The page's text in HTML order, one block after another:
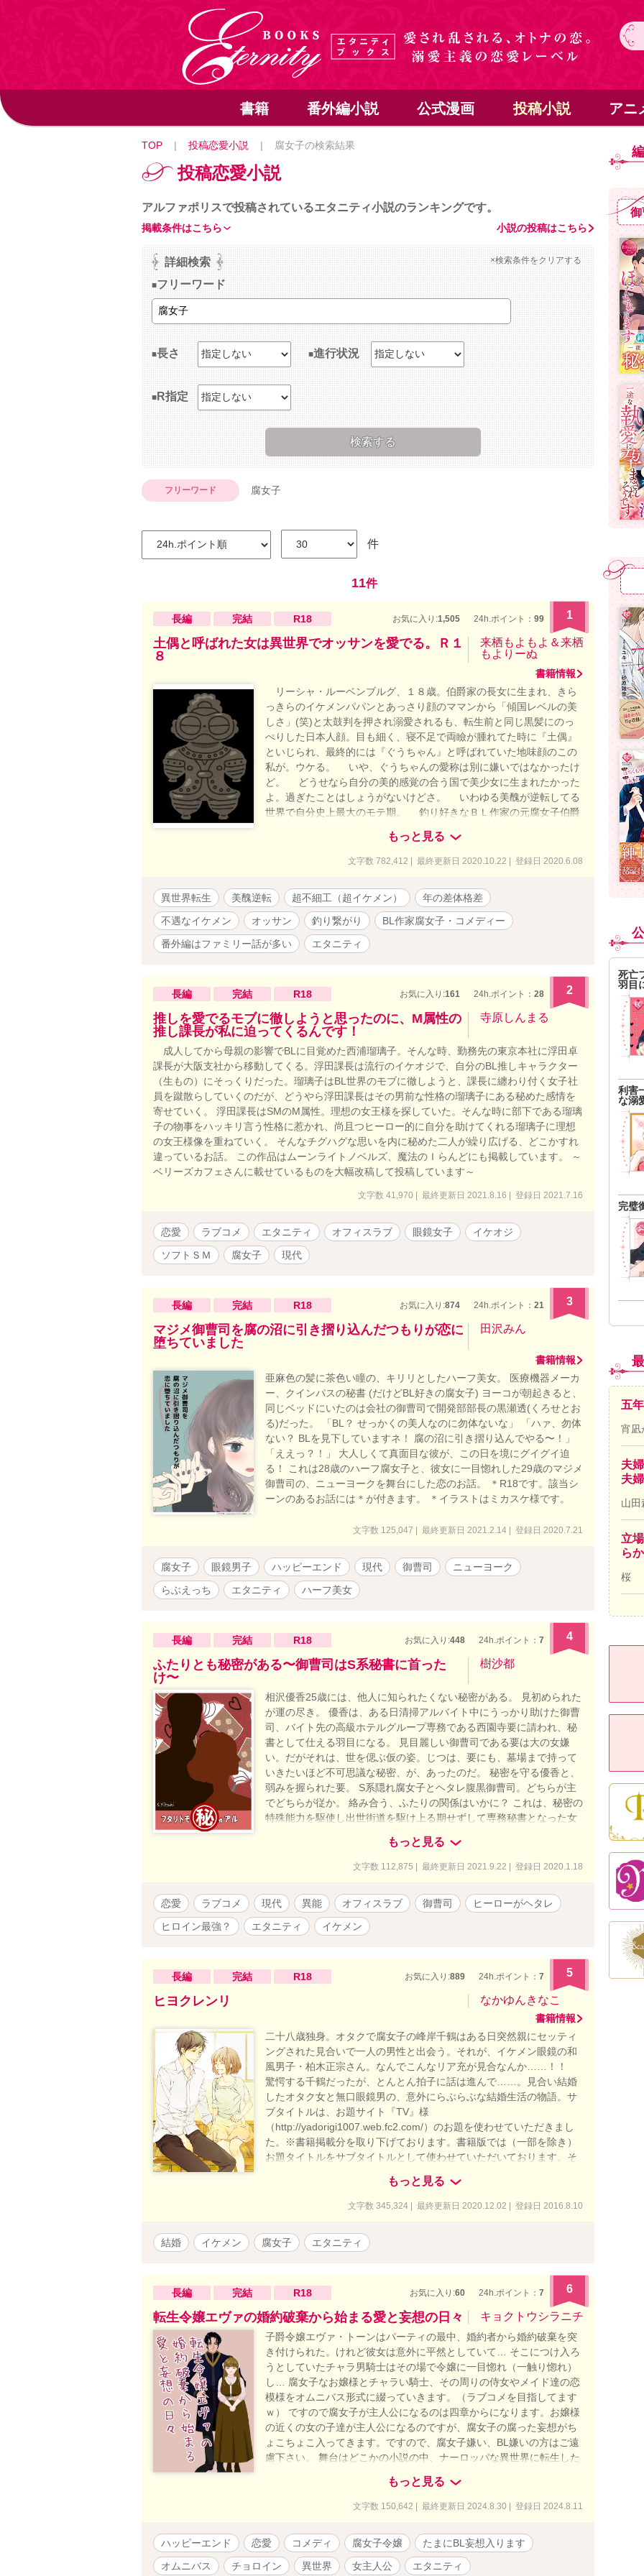
書籍 番外編小説 公式漫画 投稿小説 アニ
TOP | 投稿恋愛小説 | 腐女子の検索結果
投稿恋愛小説
アルファポリスで投稿されているエタニティ小説のランキングです。
小説の投稿はこちら
掲載条件はこちら
詳細検索 ×検索条件をクリアする
フリーワード
長さ 進行状況
R指定
フリーワード 腐女子
件
11件
長編 完結 R18 お気に入り:1,505 24h.ポイント： 99 1
土偶と呼ばれた女は異世界でオッサンを愛でる。Ｒ１
８
来栖もよもよ＆来栖
もよりーぬ
書籍情報
リーシャ・ルーベンブルグ、１８歳。伯爵家の長女に生まれ、きら
っきらのイケメンパパンとあっさり顔のママンから「傾国レベルの美
しさ」(笑)と太鼓判を押され溺愛されるも、転生前と同じ黒髪にのっ
ぺりした日本人顔。目も細く、寝不足で両瞼が腫れてた時に『土偶』
といじられ、最終的には『ぐうちゃん』と呼ばれていた地味顔のこの
私が。ウケる。 いや、ぐうちゃんの愛称は別に嫌いではなかったけ
ど。 どうせなら自分の美的感覚の合う国で美少女に生まれたかった
よ。過ぎたことはしょうがないけどさ。 いわゆる美醜が逆転してる
世界で自分史上最大のモテ期。 釣り好きなＢＬ作家の元腐女子伯爵
令嬢と、３２歳の不憫系な騎士団隊長との恋物語。 【本編完結】追加
予定のなかったＲ18部分と新婚生活含めた番外編を連載中です。（33
話でいったん完結してるので、34話でググっと話が巻き戻っておりま
い方は１話から読まれた方がキャラが分かりやすいかと思います。宜
しければm(_ _)m ムーンライトとエブリスタにも掲載しております。
もっと見る
文字数 782,412 | 最終更新日 2020.10.22 | 登録日 2020.6.08
異世界転生 美醜逆転 超不細工（超イケメン）
年の差体格差
不遇なイケメン
オッサン 釣り繋がり
BL作家腐女子・コメディー
番外編はファミリー話が多い
エタニティ
長編 完結 R18 お気に入り:161 24h.ポイント： 28 2
推しを愛でるモブに徹しようと思ったのに、M属性の
推し課長が私に迫ってくるんです！
寺原しんまる
成人してから母親の影響でBLに目覚めた西浦瑠璃子。そんな時、勤務先の東京本社に浮田卓
課長が大阪支社から移動してくる。浮田課長は流行のイケオジで、自分のBL推しキャラクター
（生もの）にそっくりだった。瑠璃子はBL世界のモブに徹しようと、課長に纏わり付く女子社
員を蹴散らしていくのだが、どうやら浮田課長はその男前な性格の瑠璃子にある秘めた感情を
寄せていく。 浮田課長はSMのM属性。理想の女王様を探していた。そんな時に部下である瑠璃
子の物事をハッキリ言う性格に惹かれ、尚且つヒーロー的に自分を助けてくれる瑠璃子に理想
の女王様像を重ねていく。 そんなチグハグな思いを内に秘めた二人が繰り広げる、どこかすれ
違っているお話。 この作品はムーンライトノベルズ、魔法のＩらんどにも掲載しています。 ～
ベリーズカフェさんに載せているものを大幅改稿して投稿しています～
文字数 41,970 | 最終更新日 2021.8.16 | 登録日 2021.7.16
恋愛 ラブコメ エタニティ オフィスラブ 眼鏡女子
イケオジ
ソフトＳＭ
腐女子 現代
長編 完結 R18 お気に入り:874 24h.ポイント： 21 3
マジメ御曹司を腐の沼に引き摺り込んだつもりが恋に
堕ちていました
田沢みん
書籍情報
亜麻色の髪に茶色い瞳の、キリリとしたハーフ美女。 医療機器メーカ
ー、クインパスの秘書 (だけどBL好きの腐女子) ヨーコが朝起きると、
同じベッドにいたのは会社の御曹司で開発部部長の黒瀬透(くろせとお
る)だった。 「BL？ せっかくの美人なのに勿体ないな」 「ハァ、勿体
ない？ BLを見下していますネ！ 腐の沼に引き摺り込んでやる〜！」
「ええっ？！」 大人しくて真面目な彼が、この日を境にグイグイ迫
る！ これは28歳のハーフ腐女子と、彼女に一目惚れした29歳のマジメ
御曹司の、ニューヨークを舞台にした恋のお話。 ＊R18です。該当シ
ーンのあるお話には＊が付きます。 ＊イラストはミカスケ様です。
文字数 125,047 | 最終更新日 2021.2.14 | 登録日 2020.7.21
腐女子 眼鏡男子 ハッピーエンド 現代 御曹司
ニューヨーク
らぶえっち
エタニティ ハーフ美女
長編 完結 R18 お気に入り:448 24h.ポイント： 7 4
ふたりとも秘密がある〜御曹司はS系秘書に首った
け〜
樹沙都
相沢優香25歳には、他人に知られたくない秘密がある。 見初められた
が運の尽き。 優香は、ある日清掃アルバイト中にうっかり助けた御曹
司、バイト先の高級ホテルグループ専務である西園寺要に請われ、秘
書として仕える羽目になる。 見目麗しい御曹司である要は大の女嫌
い。だがそれは、世を偲ぶ仮の姿。じつは、要にも、墓場まで持って
いきたいほど不可思議な秘密、が、あったのだ。 秘密を守る優香と、
弱みを握られた要。 S系隠れ腐女子とヘタレ腹黒御曹司。どちらが主
でどちらが従か。 絡み合う、ふたりの関係はいかに？ これは、秘密の
特殊能力を駆使し出世街道を駆け上る期せずして専務秘書となった女
＊R18は予告なしで入ります。もっと見る
文字数 112,875 | 最終更新日 2021.9.22 | 登録日 2020.1.18
恋愛 ラブコメ 現代 異能 オフィスラブ 御曹司
ヒーローがヘタレ
ヒロイン最強？
エタニティ イケメン
長編 完結 R18 お気に入り:889 24h.ポイント： 7 5
ヒヨクレンリ なかゆんきなこ
書籍情報
二十八歳独身。オタクで腐女子の峰岸千鶴はある日突然親にセッティ
ングされた見合いで一人の男性と出会う。それが、イケメン眼鏡の和
風男子・柏木正宗さん。なんでこんなリア充が見合なんか……！！
驚愕する千鶴だったが、とんとん拍子に話は進んで……。見合い結婚
したオタク女と無口眼鏡男の、意外にらぶらぶな結婚生活の物語。サ
ブタイトルは、お題サイト『TV』様
（http://yadorigi1007.web.fc2.com/）のお題を使わせていただきまし
た。※書籍掲載分を取り下げております。書籍版では（一部を除き）
お題タイトルをサブタイトルとして使わせていただいております。そ
もっと見る
文字数 345,324 | 最終更新日 2020.12.02 | 登録日 2016.8.10
結婚 イケメン 腐女子 エタニティ
長編 完結 R18 お気に入り:60 24h.ポイント： 7 6
転生令嬢エヴァの婚約破棄から始まる愛と妄想の日々 キョクトウシラニチ
子爵令嬢エヴァ・トーンはパーティの最中、婚約者から婚約破棄を突
き付けられた。けれど彼女は意外に平然としていて… そこにつけ入ろ
うとしていたチャラ男騎士はその場で令嬢に一目惚れ（一触り惚れ）
し… 腐女子なお嬢様とチャラい騎士、その周りの侍女やメイド達の恋
模様をオムニバス形式に綴っていきます。（ラブコメを目指してます
ｗ） ですので腐女子が主人公になるのは四章からになります。お嬢様
の近くの女の子達が主人公になるのですが、腐女子の腐った妄想がち
ょこちょこ入ってきます。ですので、腐女子嫌い、BL嫌いの方はご遠
慮下さい。 舞台はどこかの小説の中、ナーロッパな異世界に転生した
メイドのアナ 三章は悪役令嬢ナンシー 四章は白豚転生令嬢エヴァ BL
妄想・ヤンデレ・執着系・無表情・ドS・チャラ男・腐女子の要素が
りです。 コメディにしたいのですが、腐女子要素でもうコメディか
な…とｗ こちらはムーンライトノベル様にて連載してました過去作で
す。
もっと見る
文字数 150,642 | 最終更新日 2024.8.30 | 登録日 2024.8.11
ハッピーエンド 恋愛 コメディ 腐女子令嬢
たまにBL妄想入ります
オムニバス
チョロイン 異世界 女主人公 エタニティ
死亡
羽目
利害
な溺
完璧
五
宵凪
夫
夫
山田
立
ら
桜